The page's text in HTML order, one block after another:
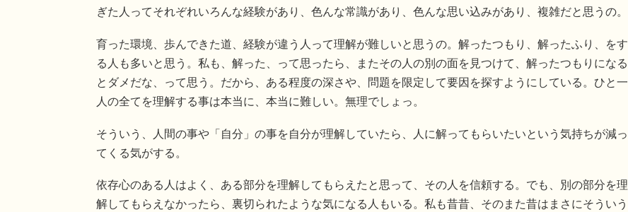
ぎた人ってそれぞれいろんな経験があり、色んな常識があり、色んな思い込みがあり、複雑だと思うの。
育った環境、歩んできた道、経験が違う人って理解が難しいと思うの。解ったつもり、解ったふり、をす
る人も多いと思う。私も、解った、って思ったら、またその人の別の面を見つけて、解ったつもりになる
とダメだな、って思う。だから、ある程度の深さや、問題を限定して要因を探すようにしている。ひと一
人の全てを理解する事は本当に、本当に難しい。無理でしょっ。
そういう、人間の事や「自分」の事を自分が理解していたら、人に解ってもらいたいという気持ちが減っ
てくる気がする。
依存心のある人はよく、ある部分を理解してもらえたと思って、その人を信頼する。でも、別の部分を理
解してもらえなかったら、裏切られたような気になる人もいる。私も昔昔、そのまた昔はまさにそういう